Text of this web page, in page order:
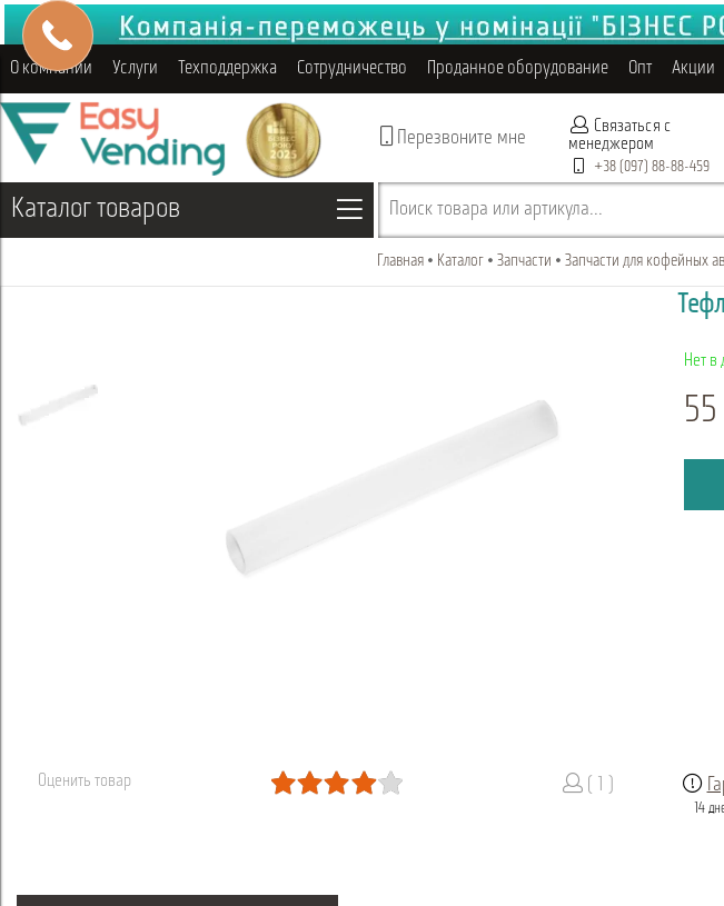
О компании Услуги Техподдержка Сотрудничество Проданное оборудование Опт Акции
Перезвоните мне
Связаться с
менеджером
+38 (097) 88-88-459
Каталог товаров Поиск товара или артикула...
Главная Каталог Запчасти Запчасти для кофейных
Нет в
55
Оценить товар ( 1 )
14